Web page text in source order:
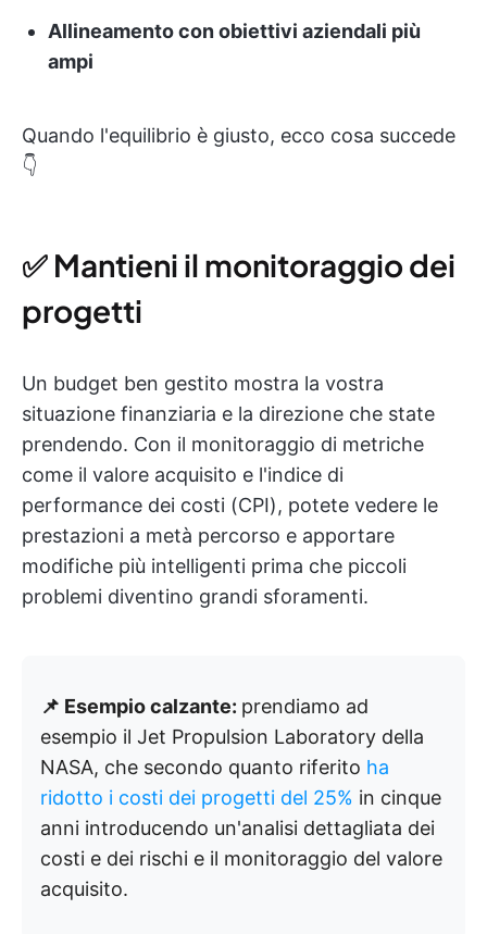
Allineamento con obiettivi aziendali più
ampi
Quando l'equilibrio è giusto, ecco cosa succede
👇
✅ Mantieni il monitoraggio dei
progetti
Un budget ben gestito mostra la vostra
situazione finanziaria e la direzione che state
prendendo. Con il monitoraggio di metriche
come il valore acquisito e l'indice di
performance dei costi (CPI), potete vedere le
prestazioni a metà percorso e apportare
modifiche più intelligenti prima che piccoli
problemi diventino grandi sforamenti.
📌 Esempio calzante: prendiamo ad
esempio il Jet Propulsion Laboratory della
NASA, che secondo quanto riferito ha
ridotto i costi dei progetti del 25% in cinque
anni introducendo un'analisi dettagliata dei
costi e dei rischi e il monitoraggio del valore
acquisito.